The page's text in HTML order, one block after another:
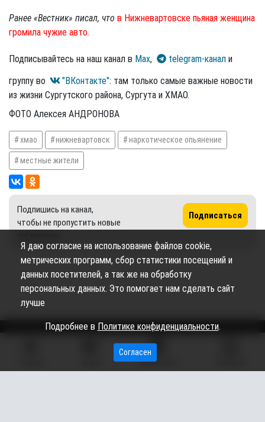
Ранее «Вестник» писал, что в Нижневартовске пьяная женщина
громила чужие авто.
Подписывайтесь на наш канал в Max, telegram-канал и
группу во
"ВКонтакте": там только самые важные новости
из жизни Сургутского района, Сургута и ХМАО.
ФОТО Алексея АНДРОНОВА
хмао нижневартовск наркотическое опьянение
местные жители
Подпишись на канал,
чтобы не пропустить новые
Подписаться
Сетевое издание «Вестник Сургутского района» (16+)
МЫ НА КАРТЕ
Я даю согласие на использование файлов cookie,
метрических программ, сбор статистики посещений и
данных посетителей, а так же на обработку
персональных данных. Это помогает нам сделать сайт
лучше
Подробнее в Политике конфиденциальности.
Согласен